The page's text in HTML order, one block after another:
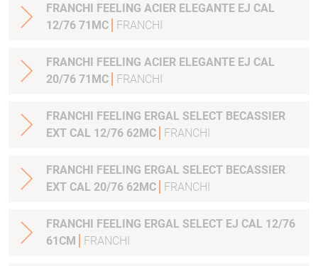
FRANCHI FEELING ACIER ELEGANTE EJ CAL
12/76 71MC
FRANCHI
FRANCHI FEELING ACIER ELEGANTE EJ CAL
20/76 71MC
FRANCHI
FRANCHI FEELING ERGAL SELECT BECASSIER
EXT CAL 12/76 62MC
FRANCHI
FRANCHI FEELING ERGAL SELECT BECASSIER
EXT CAL 20/76 62MC
FRANCHI
FRANCHI FEELING ERGAL SELECT EJ CAL 12/76
61CM
FRANCHI